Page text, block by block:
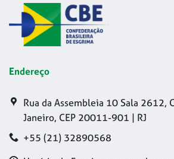
Endereço
Rua da Assembleia 10 Sala 2612,
Janeiro, CEP 20011-901 | RJ
+55 (21) 32890568